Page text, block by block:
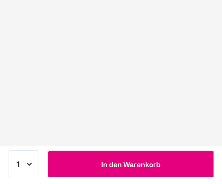
In den Warenkorb